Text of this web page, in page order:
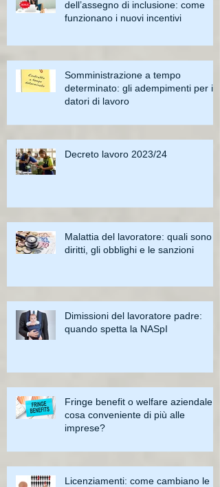
dell’assegno di inclusione: come
funzionano i nuovi incentivi
Somministrazione a tempo
determinato: gli adempimenti per i
datori di lavoro
Decreto lavoro 2023/24
Malattia del lavoratore: quali sono i
diritti, gli obblighi e le sanzioni
Dimissioni del lavoratore padre:
quando spetta la NASpI
Fringe benefit o welfare aziendale:
cosa conveniente di più alle
imprese?
Licenziamenti: come cambiano le